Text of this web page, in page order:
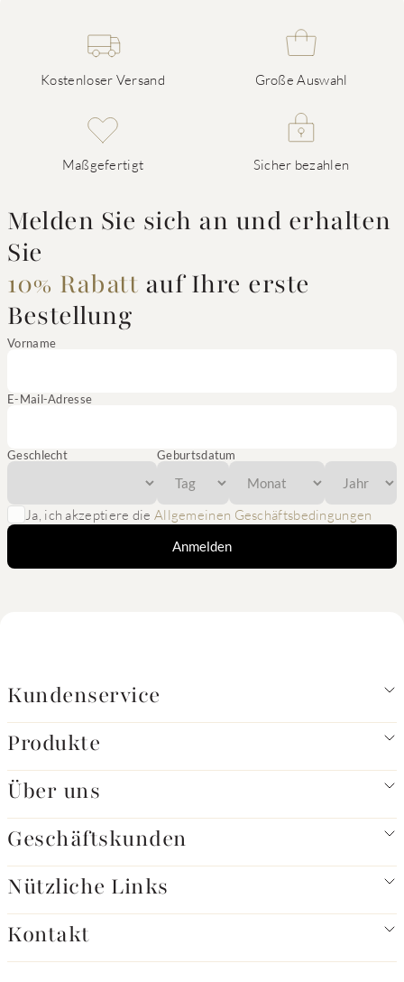
Kostenloser Versand Große Auswahl
Maßgefertigt Sicher bezahlen
Melden Sie sich an und erhalten
Sie
10% Rabatt auf Ihre erste
Bestellung
Vorname
E-Mail-Adresse
Geschlecht Geburtsdatum
Ja, ich akzeptiere die Allgemeinen Geschäftsbedingungen
Anmelden
Kundenservice
Produkte
Über uns
Geschäftskunden
Nützliche Links
Kontakt